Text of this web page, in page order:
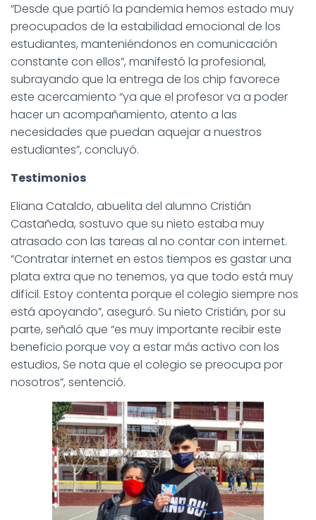
“Desde que partió la pandemia hemos estado muy
preocupados de la estabilidad emocional de los
estudiantes, manteniéndonos en comunicación
constante con ellos”, manifestó la profesional,
subrayando que la entrega de los chip favorece
este acercamiento “ya que el profesor va a poder
hacer un acompañamiento, atento a las
necesidades que puedan aquejar a nuestros
estudiantes”, concluyó.
Testimonios
Eliana Cataldo, abuelita del alumno Cristián
Castañeda, sostuvo que su nieto estaba muy
atrasado con las tareas al no contar con internet.
“Contratar internet en estos tiempos es gastar una
plata extra que no tenemos, ya que todo está muy
difícil. Estoy contenta porque el colegio siempre nos
está apoyando”, aseguró. Su nieto Cristián, por su
parte, señaló que “es muy importante recibir este
beneficio porque voy a estar más activo con los
estudios, Se nota que el colegio se preocupa por
nosotros”, sentenció.